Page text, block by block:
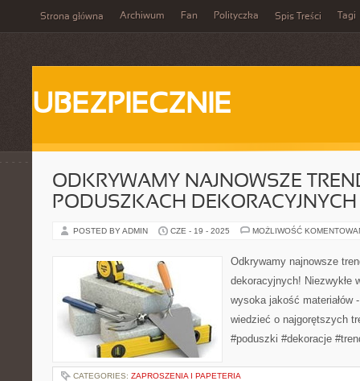
Strona główna Archiwum Fan Polityczka Spis Treści Tagi
UBEZPIECZNIE
ODKRYWAMY NAJNOWSZE
PODUSZKACH DEKORACYJNYCH
POSTED BY ADMIN CZE - 19 - 2025 MOŻLIWOŚĆ
Odkrywamy najnowsze
dekoracyjnych! Niezwykłe
wysoka jakość
wiedzieć o najgorętszych
#poduszki #dekoracje
CATEGORIES: ZAPROSZENIA I PAPETERIA